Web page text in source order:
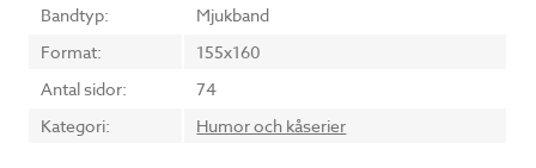
Bandtyp:
Mjukband
Format:
155x160
Antal sidor:
74
Kategori:
Humor och kåserier